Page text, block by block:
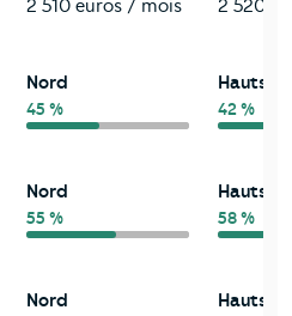
2 510 euros / mois
2 520
Nord
45 %
Hauts-
42 %
Nord
55 %
Hauts-
58 %
Nord Hauts-